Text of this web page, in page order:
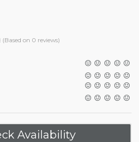
(Based on 0 reviews)
Availability